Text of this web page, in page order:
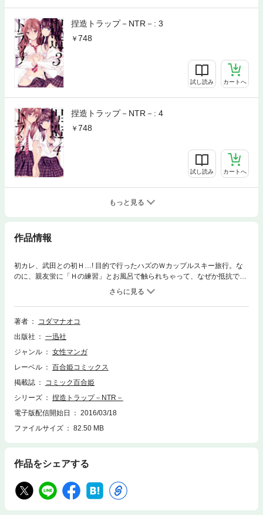
捏造トラップ－NTR－: 3
748
試し読み カートへ
捏造トラップ－NTR－: 4
748
試し読み カートへ
もっと見る
作品情報
初カレ、武田との初Ｈ…! 目的で行ったハズのＷカップルスキー旅行。な
のに、親友蛍に「Ｈの練習」とお風呂で触られちゃって、なぜか抵抗でき
ない由真。いざ、カレシとＨを…と思っても上手くいかなくて、気まずい
まま新学期を迎えていた。そんな中、武田は由真に隠し事をされてるので
は？ と疑い始める。「本当の恋って何？」と悩む由真。翻弄する蛍。…二
人を見つめる蛍のカレシ、藤原は不適な笑みを浮かべて…。急展開!! カレ
著者
コダマナオコ
出版社
一迅社
ジャンル
女性マンガ
レーベル
百合姫コミックス
掲載誌
コミック百合姫
シリーズ
捏造トラップ－NTR－
電子版配信開始日
2016/03/18
ファイルサイズ
82.50 MB
作品をシェアする